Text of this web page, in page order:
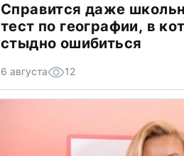
Справится даже
тест по географии, в
стыдно ошибиться
6 августа 12